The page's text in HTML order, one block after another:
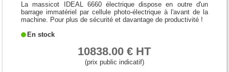
La massicot IDEAL 6660 électrique dispose en outre d'un
barrage immatériel par cellule photo-électrique à l'avant de la
machine. Pour plus de sécurité et davantage de productivité !
En stock
10838.00 € HT
(prix public indicatif)